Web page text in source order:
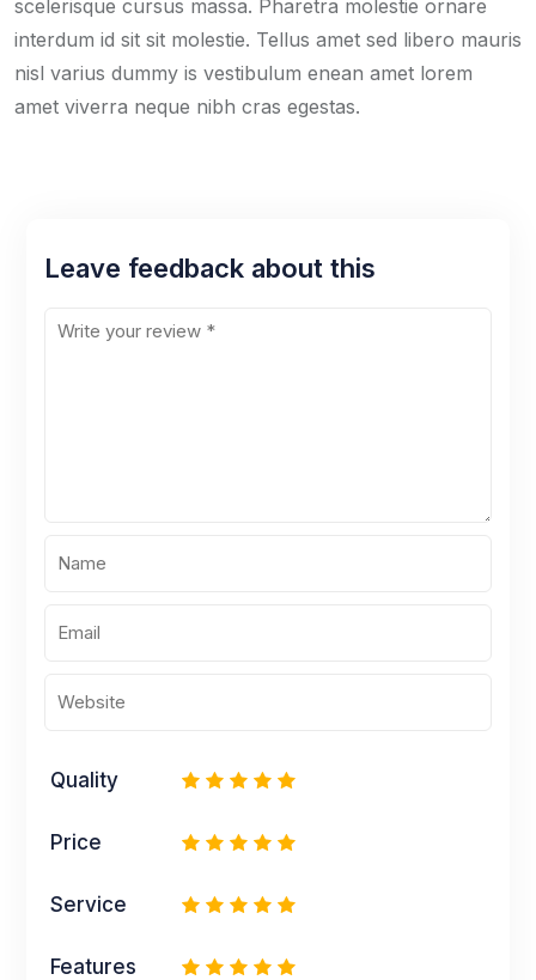
scelerisque cursus massa. Pharetra molestie ornare
interdum id sit sit molestie. Tellus amet sed libero mauris
nisl varius dummy is vestibulum enean amet lorem
amet viverra neque nibh cras egestas.
Leave feedback about this
Quality 5
4
3
2
Price 5
4
3
2
Service 5
4
3
2
Features 5
4
3
2